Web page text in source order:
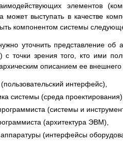
элементов
может выступать в качестве
компонентом системы
уточнить представление об
точки зрения того, кто ими
описанием ее
интерфейс),
системы (среда проектирования),
(системы и
(архитектура ЭВМ),
аппаратуры (интерфейсы